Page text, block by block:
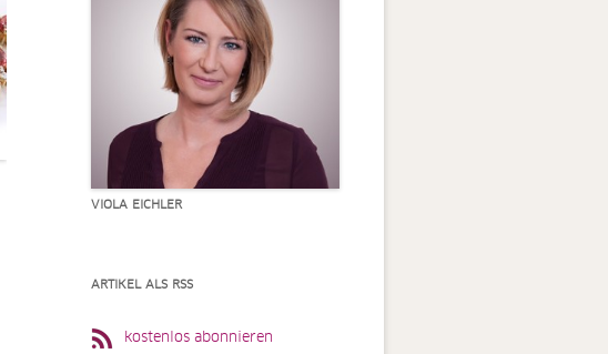
VIOLA EICHLER
ARTIKEL ALS RSS
kostenlos abonnieren